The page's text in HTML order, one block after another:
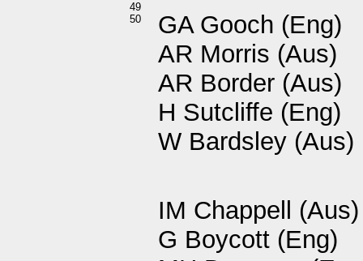
49
50
GA Gooch (Eng)
AR Morris (Aus)
AR Border (Aus)
H Sutcliffe (Eng)
W Bardsley (Aus)
IM Chappell (Aus)
G Boycott (Eng)